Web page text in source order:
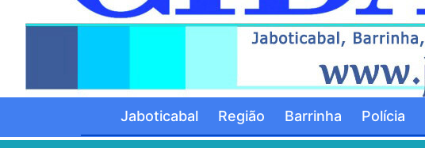
Jaboticabal Região Barrinha Polícia